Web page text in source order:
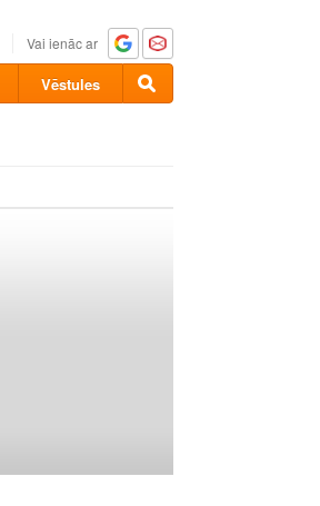
Vai ienāc ar
Vēstules